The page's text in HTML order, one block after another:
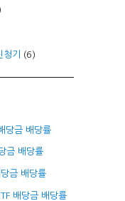
기
(6)
당금 배당률
금 배당률
금 배당률
배당금 배당률